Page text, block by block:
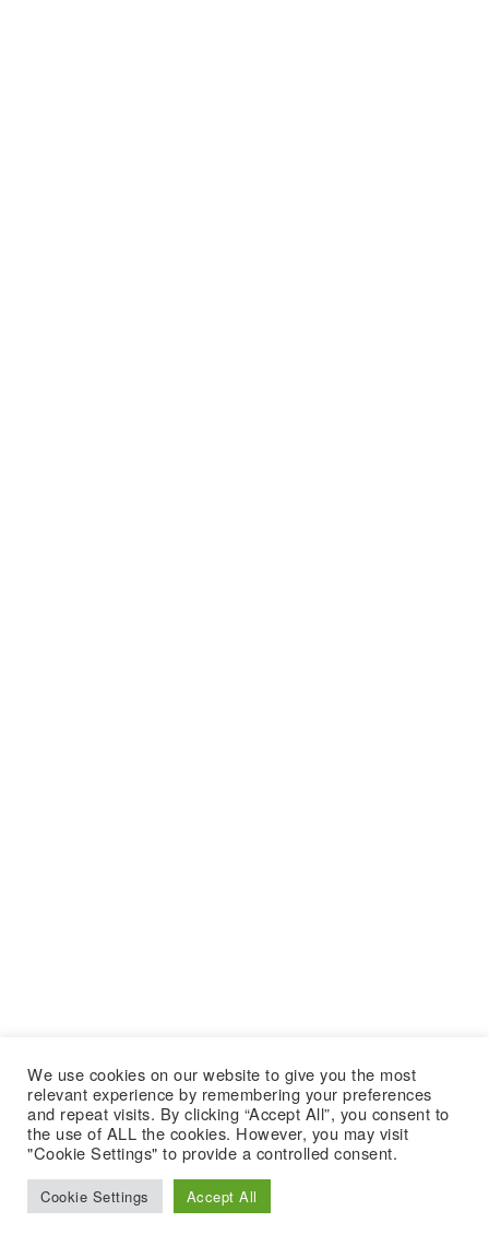
We use cookies on our website to give you the most
relevant experience by remembering your preferences
and repeat visits. By clicking “Accept All”, you consent to
the use of ALL the cookies. However, you may visit
"Cookie Settings" to provide a controlled consent.
Cookie Settings Accept All